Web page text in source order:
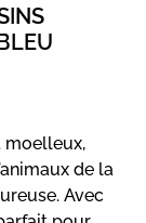
moelleux,
de la
Avec